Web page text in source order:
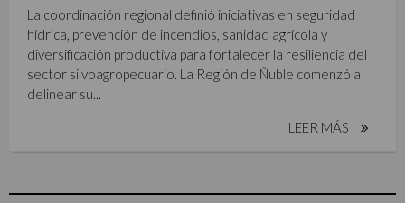
La coordinación regional definió iniciativas en seguridad
hídrica, prevención de incendios, sanidad agrícola y
diversificación productiva para fortalecer la resiliencia del
sector silvoagropecuario. La Región de Ñuble comenzó a
delinear su...
LEER MÁS